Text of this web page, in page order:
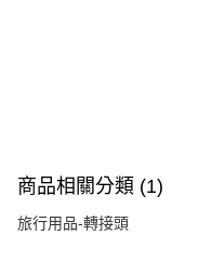
商品相關分類 (1)
旅行用品-轉接頭